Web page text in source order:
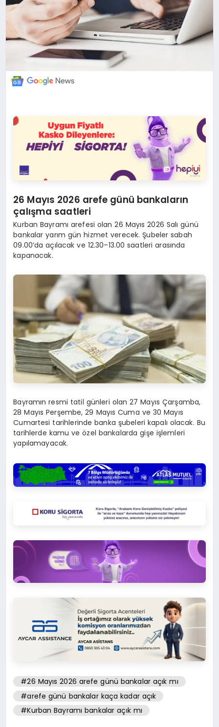
KÜNYE
İLETIŞIM
26 Mayıs 2026 arefe günü bankaların
çalışma saatleri
Kurban Bayramı arefesi olan 26 Mayıs 2026 Salı günü
bankalar yarım gün hizmet verecek. Şubeler sabah
09.00’da açılacak ve 12.30–13.00 saatleri arasında
kapanacak.
Bayramın resmi tatil günleri olan 27 Mayıs Çarşamba,
28 Mayıs Perşembe, 29 Mayıs Cuma ve 30 Mayıs
Cumartesi tarihlerinde banka şubeleri kapalı olacak. Bu
tarihlerde kamu ve özel bankalarda gişe işlemleri
yapılamayacak.
#26 Mayıs 2026 arefe günü bankalar açık mı
#arefe günü bankalar kaça kadar açık
#Kurban Bayramı bankalar açık mı